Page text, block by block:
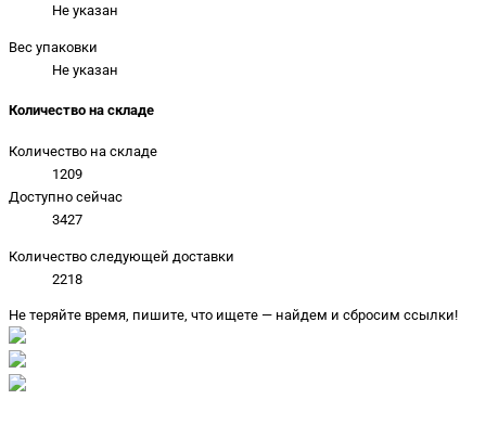
Не указан
Вес упаковки
Не указан
Количество на складе
Количество на складе
1209
Доступно сейчас
3427
Количество следующей доставки
2218
Не теряйте время, пишите, что ищете — найдем и сбросим ссылки!